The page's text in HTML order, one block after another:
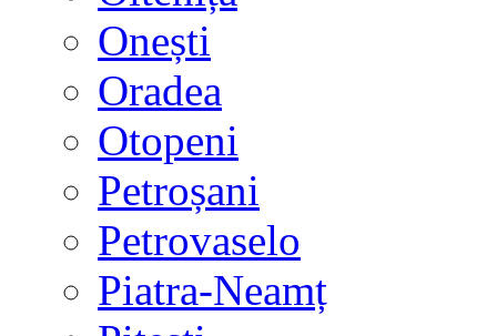
Onești
Oradea
Otopeni
Petroșani
Petrovaselo
Piatra-Neamț